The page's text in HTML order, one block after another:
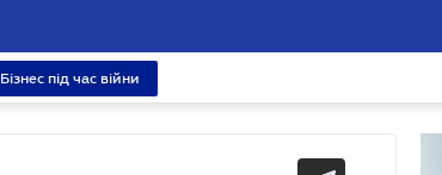
Бізнес під час війни